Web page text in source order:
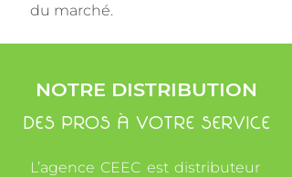
du marché.
NOTRE DISTRIBUTION
DES PROS À VOTRE SERVICE
L’agence CEEC est distributeur